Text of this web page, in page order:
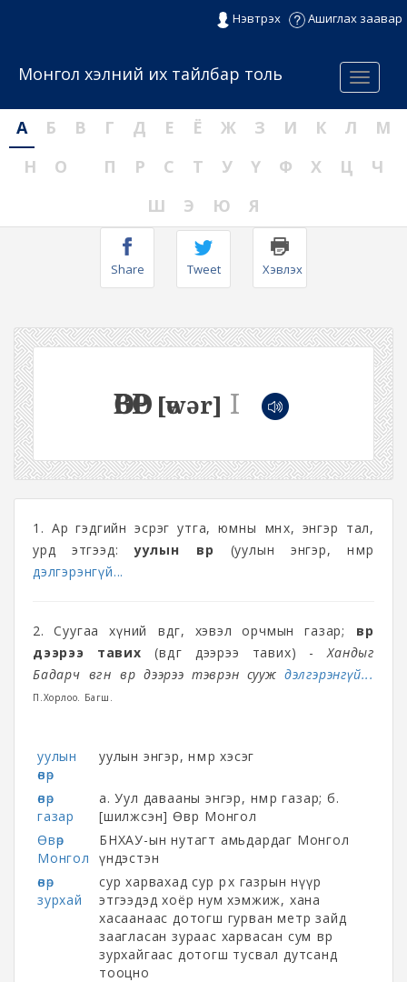
Нэвтрэх Ашиглах заавар
Menu
Монгол хэлний их тайлбар толь
А Б В Г Д Е Ё Ж З И К Л
М
Н
О П Р С Т У Ү Ф Х Ц
Ч
Ш
Э Ю Я
Share Tweet Хэвлэх
ӨВӨР [өwər] I
1. Ар гэдгийн эсрэг утга, юмны өмнөх, энгэр тал,
урд этгээд:уулын өвөр
(уулын ‎энгэр, нөмөр
дэлгэрэнгүй...
2. Суугаа хүний өвдөг, хэвэл орчмын газар;
өвөр
дээрээ тавих (өвдөг дээрээ тавих) -Хандыг
Бадарч өвгөн өвөр дээрээ тэврэн сууж дэлгэрэнгүй...
П.Хорлоо. Багш.
уулын
өвөр
уулын энгэр, нөмөр хэсэг
өвөр
газар
а. Уул давааны энгэр, нөмөр газар; б.
[шилжсэн] Өвөр Монгол
Өвөр
Монгол
БНХАУ-ын нутагт амьдардаг Монгол
үндэстэн
өвөр
зурхай
сур харвахад сур өрөх газрын нүүр
этгээдэд хоёр нум хэмжиж, хана
хасаанаас дотогш гурван метр зайд
заагласан зураас харвасан сум өвөр
зурхайгаас дотогш тусвал дутсанд
тооцно